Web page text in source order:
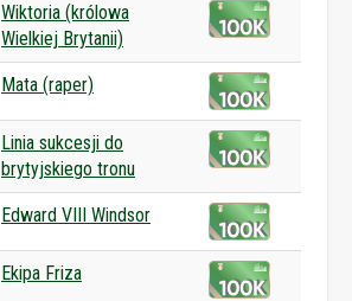
Wiktoria (królowa
Wielkiej Brytanii)
Mata (raper)
Linia sukcesji do
brytyjskiego tronu
Edward VIII Windsor
Ekipa Friza